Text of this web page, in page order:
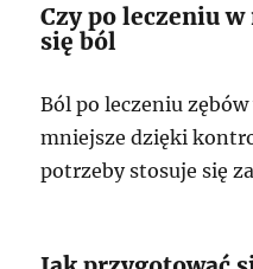
Czy po leczeniu
się ból
Ból po leczeniu
mniejsze dzięki
potrzeby stosuje się